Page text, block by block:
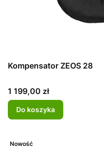
Kompensator ZEOS 28
Cena
1 199,00 zł
Do koszyka
Nowość